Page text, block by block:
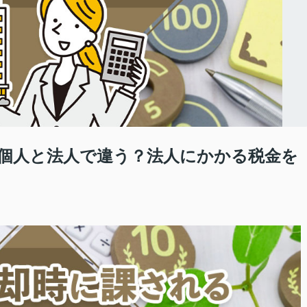
人と法人で違う？法人にかかる税金を